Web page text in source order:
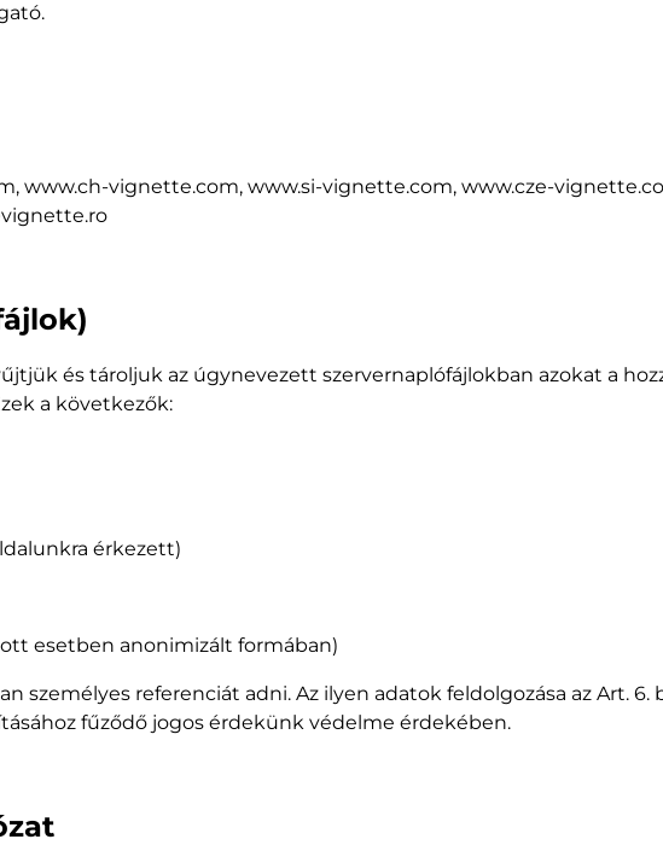
www.ch-vignette.com, www.si-vignette.com, www.cze-
és tároljuk az úgynevezett szervernaplófájlokban azokat a
a következők:
érkezett)
esetben anonimizált formában)
referenciát adni. Az ilyen adatok feldolgozása az Art. 6.
fűződő jogos érdekünk védelme érdekében.